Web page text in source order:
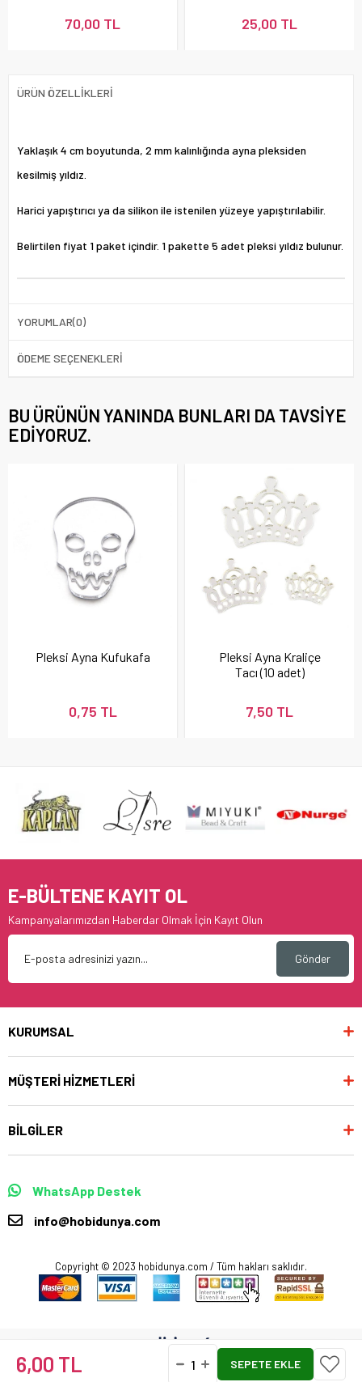
6,00 TL
70,00 TL 25,00 TL
ÜRÜN ÖZELLIKLERI
Yaklaşık 4 cm boyutunda, 2 mm kalınlığında ayna pleksiden
kesilmiş yıldız.
Harici yapıştırıcı ya da silikon ile istenilen yüzeye yapıştırılabilir.
Belirtilen fiyat 1 paket içindir. 1 pakette 5 adet pleksi yıldız bulunur.
YORUMLAR(0)
ÖDEME SEÇENEKLERI
BU ÜRÜNÜN YANINDA BUNLARI DA TAVSIYE
EDIYORUZ.
Pleksi Ayna Kufukafa
0,75 TL
Pleksi Ayna Kraliçe
Tacı (10 adet)
7,50 TL
E-BÜLTENE KAYIT OL
Kampanyalarımızdan Haberdar Olmak İçin Kayıt Olun
Gönder
KURUMSAL
MÜŞTERİ HİZMETLERİ
BİLGİLER
WhatsApp Destek
info@hobidunya.com
Copyright © 2023 hobidunya.com / Tüm hakları saklıdır.
Anasayfa Sepetim Üye Girişi